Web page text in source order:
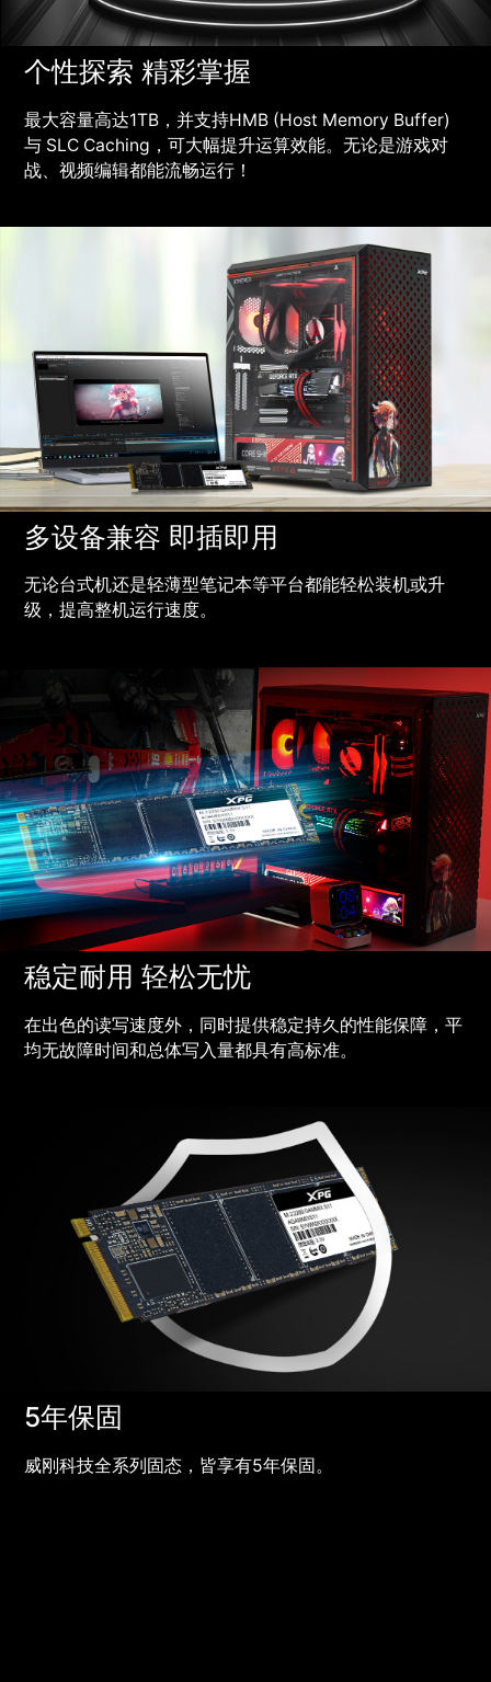
个性探索 精彩掌握
最大容量高达1TB，并支持HMB (Host Memory Buffer)
与 SLC Caching，可大幅提升运算效能。无论是游戏对
战、视频编辑都能流畅运行！
多设备兼容 即插即用
无论台式机还是轻薄型笔记本等平台都能轻松装机或升
级，提高整机运行速度。
稳定耐用 轻松无忧
在出色的读写速度外，同时提供稳定持久的性能保障，平
均无故障时间和总体写入量都具有高标准。
5年保固
威刚科技全系列固态，皆享有5年保固。